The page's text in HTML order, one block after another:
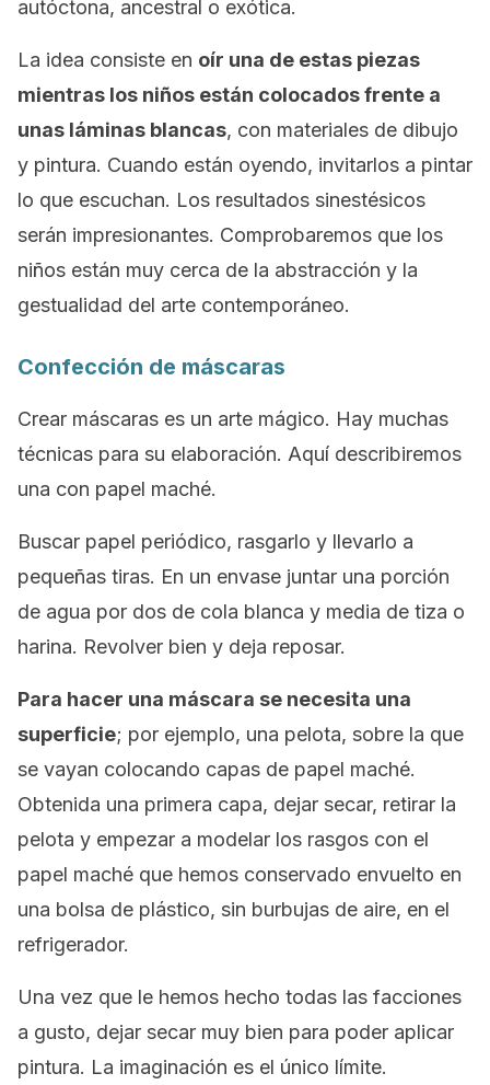
autóctona, ancestral o exótica.
La idea consiste en oír una de estas piezas
mientras los niños están colocados frente a
unas láminas blancas, con materiales de dibujo
y pintura. Cuando están oyendo, invitarlos a pintar
lo que escuchan. Los resultados sinestésicos
serán impresionantes. Comprobaremos que los
niños están muy cerca de la abstracción y la
gestualidad del arte contemporáneo.
Confección de máscaras
Crear máscaras es un arte mágico. Hay muchas
técnicas para su elaboración. Aquí describiremos
una con papel maché.
Buscar papel periódico, rasgarlo y llevarlo a
pequeñas tiras. En un envase juntar una porción
de agua por dos de cola blanca y media de tiza o
harina. Revolver bien y deja reposar.
Para hacer una máscara se necesita una
superficie; por ejemplo, una pelota, sobre la que
se vayan colocando capas de papel maché.
Obtenida una primera capa, dejar secar, retirar la
pelota y empezar a modelar los rasgos con el
papel maché que hemos conservado envuelto en
una bolsa de plástico, sin burbujas de aire, en el
refrigerador.
Una vez que le hemos hecho todas las facciones
a gusto, dejar secar muy bien para poder aplicar
pintura. La imaginación es el único límite.